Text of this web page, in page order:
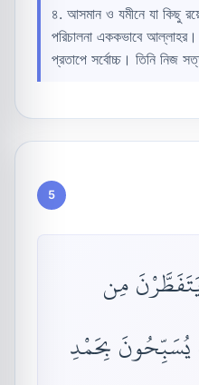
৪. আসমান ও যমীনে যা কিছু
পরিচালনা এককভাবে
প্রতাপে সর্বোচ্চ। তিনি নিজ
5
مِن
يُسَبِّحُونَ بِحَمْدِ